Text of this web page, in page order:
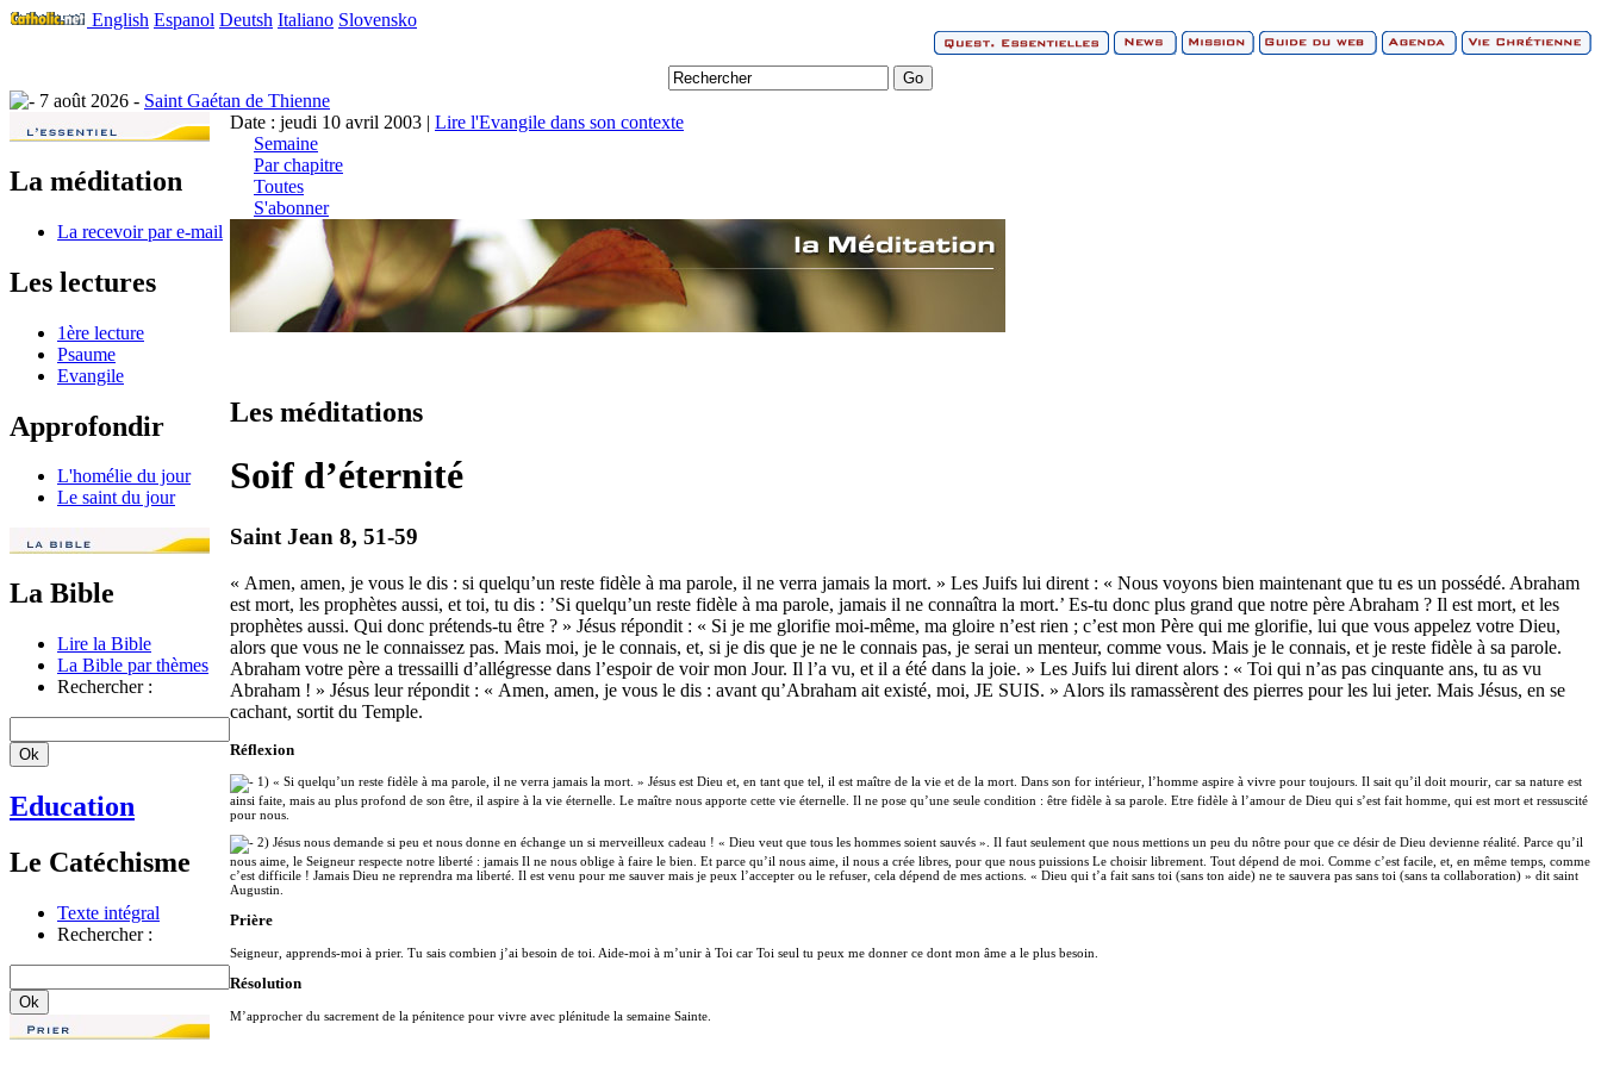
English Espanol Deutsh Italiano Slovensko
7 août 2026 - Saint Gaétan de Thienne
La méditation
La recevoir par e-mail
Les lectures
1ère lecture
Psaume
Evangile
Approfondir
L'homélie du jour
Le saint du jour
La Bible
Lire la Bible
La Bible par thèmes
Rechercher :
Education
Le Catéchisme
Texte intégral
Rechercher :
Date : jeudi 10 avril 2003 | Lire l'Evangile dans son contexte
Semaine
Par chapitre
Toutes
S'abonner
Les méditations
Soif d’éternité
Saint Jean 8, 51-59
« Amen, amen, je vous le dis : si quelqu’un reste fidèle à ma parole, il ne verra jamais la mort. » Les Juifs lui dirent : « Nous voyons bien maintenant que tu es un possédé. Abraham
est mort, les prophètes aussi, et toi, tu dis : ’Si quelqu’un reste fidèle à ma parole, jamais il ne connaîtra la mort.’ Es-tu donc plus grand que notre père Abraham ? Il est mort, et les
prophètes aussi. Qui donc prétends-tu être ? » Jésus répondit : « Si je me glorifie moi-même, ma gloire n’est rien ; c’est mon Père qui me glorifie, lui que vous appelez votre Dieu,
alors que vous ne le connaissez pas. Mais moi, je le connais, et, si je dis que je ne le connais pas, je serai un menteur, comme vous. Mais je le connais, et je reste fidèle à sa parole.
Abraham votre père a tressailli d’allégresse dans l’espoir de voir mon Jour. Il l’a vu, et il a été dans la joie. » Les Juifs lui dirent alors : « Toi qui n’as pas cinquante ans, tu as vu
Abraham ! » Jésus leur répondit : « Amen, amen, je vous le dis : avant qu’Abraham ait existé, moi, JE SUIS. » Alors ils ramassèrent des pierres pour les lui jeter. Mais Jésus, en se
cachant, sortit du Temple.
Réflexion
1) « Si quelqu’un reste fidèle à ma parole, il ne verra jamais la mort. » Jésus est Dieu et, en tant que tel, il est maître de la vie et de la mort. Dans son for intérieur, l’homme aspire à vivre pour toujours. Il sait qu’il doit mourir, car sa nature est
ainsi faite, mais au plus profond de son être, il aspire à la vie éternelle. Le maître nous apporte cette vie éternelle. Il ne pose qu’une seule condition : être fidèle à sa parole. Etre fidèle à l’amour de Dieu qui s’est fait homme, qui est mort et ressuscité
pour nous.
2) Jésus nous demande si peu et nous donne en échange un si merveilleux cadeau ! « Dieu veut que tous les hommes soient sauvés ». Il faut seulement que nous mettions un peu du nôtre pour que ce désir de Dieu devienne réalité. Parce qu’il
nous aime, le Seigneur respecte notre liberté : jamais Il ne nous oblige à faire le bien. Et parce qu’il nous aime, il nous a crée libres, pour que nous puissions Le choisir librement. Tout dépend de moi. Comme c’est facile, et, en même temps, comme
c’est difficile ! Jamais Dieu ne reprendra ma liberté. Il est venu pour me sauver mais je peux l’accepter ou le refuser, cela dépend de mes actions. « Dieu qui t’a fait sans toi (sans ton aide) ne te sauvera pas sans toi (sans ta collaboration) » dit saint
Augustin.
Prière
Seigneur, apprends-moi à prier. Tu sais combien j’ai besoin de toi. Aide-moi à m’unir à Toi car Toi seul tu peux me donner ce dont mon âme a le plus besoin.
Résolution
M’approcher du sacrement de la pénitence pour vivre avec plénitude la semaine Sainte.